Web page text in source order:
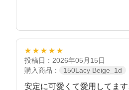
★★★★★
投稿日：2026年05月15日
購入商品：
150Lacy Beige_1d
安定に可愛くて愛用してます